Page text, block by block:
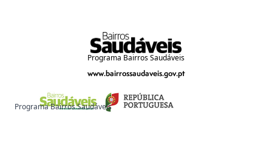
Programa Bairros Saudáveis
Programa Bairros Saudáveis
www.bairrossaudaveis.gov.pt